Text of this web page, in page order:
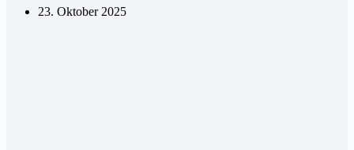
23. Oktober 2025